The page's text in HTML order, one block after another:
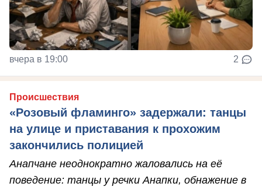
вчера в 19:00 2
Происшествия
«Розовый фламинго» задержали: танцы
на улице и приставания к прохожим
закончились полицией
Анапчане неоднократно жаловались на её
поведение: танцы у речки Анапки, обнажение в